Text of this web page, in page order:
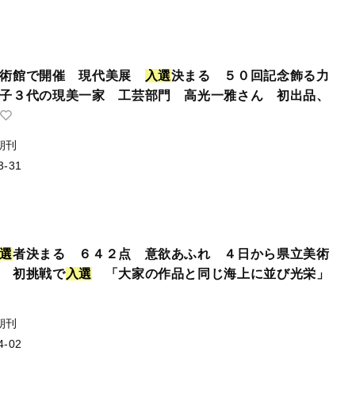
術館で開催 現代美展 入選決まる ５０回記念飾る力
３代の現美一家 工芸部門 高光一雅さん 初出品、
刊
31
選者決まる ６４２点 意欲あふれ ４日から県立美術
初挑戦で入選 「大家の作品と同じ海上に並び光栄」
刊
02